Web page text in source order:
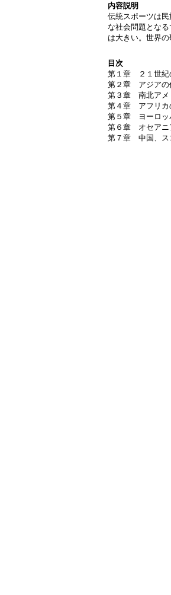
内容説明
伝統スポーツは
な社会問題とな
は大きい。世界
目次
第１章 ２１世紀
第２章 アジアの
第３章 南北アメ
第４章 アフリカ
第５章 ヨーロッ
第６章 オセアニ
第７章 中国、ス